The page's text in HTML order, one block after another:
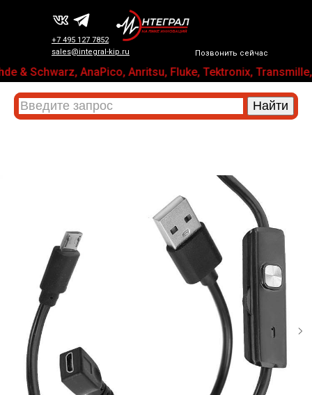
Позвонить сейчас
+7 495 127 7852
sales@integral-kip.ru
Schwarz, AnaPico, Anritsu, Fluke, Tektronix,